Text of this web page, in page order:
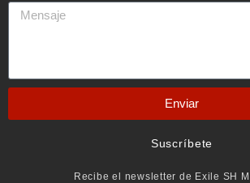
Enviar
Suscríbete
Recibe el newsletter de Exile SH